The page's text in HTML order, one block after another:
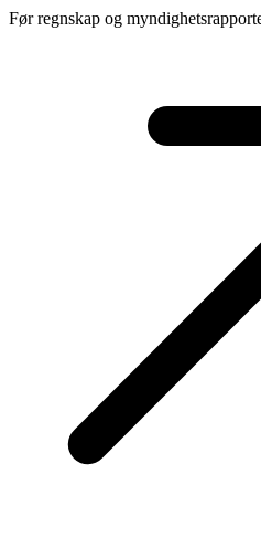
Før regnskap og